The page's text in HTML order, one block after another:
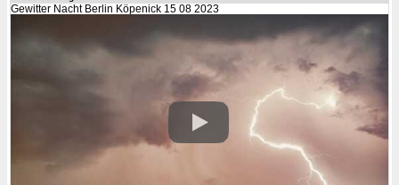
Gewitter Nacht Berlin Köpenick 15 08 2023